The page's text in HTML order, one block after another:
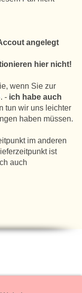
angelegt
hier nicht!
wenn Sie zur
- ich habe auch
tun wir uns leichter
haben müssen.
im anderen
ist
auch